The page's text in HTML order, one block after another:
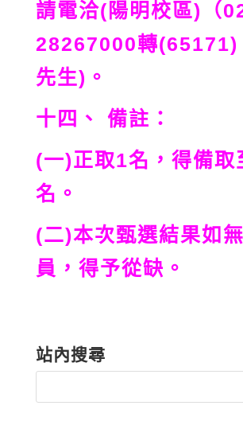
請電洽(陽明校區)（02
28267000轉(65171)
先生)。
十四、 備註：
(一)正取1名，得備取
名。
(二)本次甄選結果如
員，得予從缺。
站內搜尋